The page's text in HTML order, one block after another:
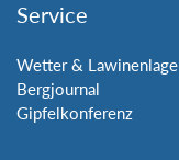
Service
Wetter & Lawinenlage
Bergjournal
Gipfelkonferenz